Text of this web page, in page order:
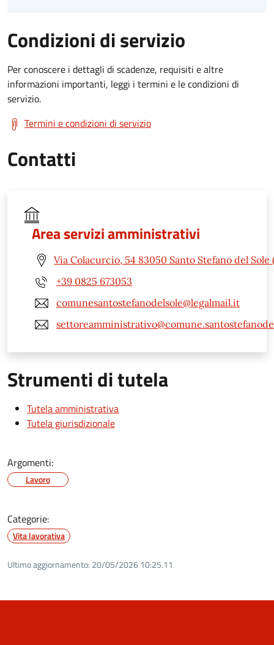
Condizioni di servizio
Per conoscere i dettagli di scadenze, requisiti e altre
informazioni importanti, leggi i termini e le condizioni di
servizio.
Termini e condizioni di servizio
Contatti
Area servizi amministrativi
Via Colacurcio, 54 83050 Santo Stefano del Sole
+39 0825 673053
comunesantostefanodelsole@legalmail.it
Strumenti di tutela
Tutela amministrativa
Tutela giurisdizionale
Argomenti:
Lavoro
Categorie:
Vita lavorativa
Ultimo aggiornamento: 20/05/2026 10:25.11